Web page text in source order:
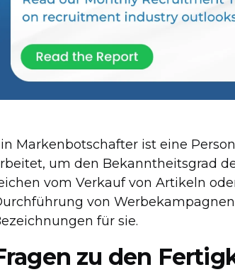
Markenbotschafter ist eine
um den Bekanntheitsgrad
vom Verkauf von Artikeln
von
für sie.
zu den